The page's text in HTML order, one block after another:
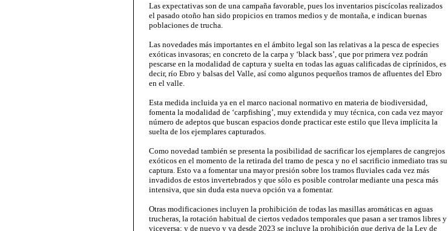
Las expectativas son de una campaña favorable, pues los inventarios piscícolas realizados
el pasado otoño han sido propicios en tramos medios y de montaña, e indican buenas
poblaciones de trucha.
Las novedades más importantes en el ámbito legal son las relativas a la pesca de especies
exóticas invasoras; en concreto de la carpa y ‘black bass’, que por primera vez podrán
pescarse en la modalidad de captura y suelta en todas las aguas calificadas de ciprínidos, es
decir, río Ebro y balsas del Valle, así como algunos pequeños tramos de afluentes del Ebro
en el valle.
Esta medida incluida ya en el marco nacional normativo en materia de biodiversidad,
fomenta la modalidad de ‘carpfishing’, muy extendida y muy técnica, con cada vez mayor
número de adeptos que buscan espacios donde practicar este estilo que lleva implícita la
suelta de los ejemplares capturados.
Como novedad también se presenta la posibilidad de sacrificar los ejemplares de cangrejos
exóticos en el momento de la retirada del tramo de pesca y no el sacrificio inmediato tras su
captura. Esto va a fomentar una mayor presión sobre los tramos fluviales cada vez más
invadidos de estos invertebrados y que sólo es posible controlar mediante una pesca más
intensiva, que sin duda esta nueva opción va a fomentar.
Otras modificaciones incluyen la prohibición de todas las masillas aromáticas en aguas
trucheras, la rotación habitual de ciertos vedados temporales que pasan a ser tramos libres y
viceversa; y de nuevo y ya desde 2023 se incluye la prohibición que deriva de la Ley de